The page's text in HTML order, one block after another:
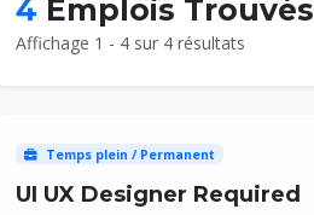
4 Emplois Trouvés
Affichage 1 - 4 sur 4 résultats
Temps plein / Permanent
UI UX Designer Required